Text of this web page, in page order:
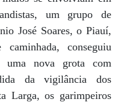
um grupo de
José Soares, o Piauí,
conseguiu
nova grota com
da vigilância dos
Larga, os garimpeiros